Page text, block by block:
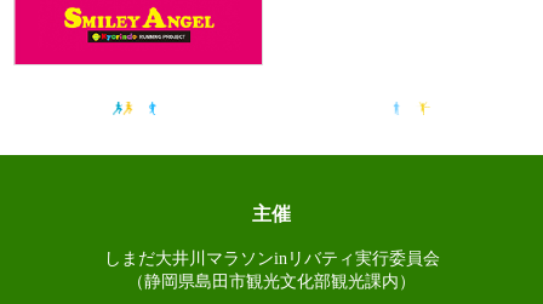
主催
しまだ大井川マラソンinリバティ実行委員会
（静岡県島田市観光文化部観光課内）